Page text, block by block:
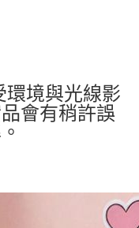
環境與光線影
會有稍許誤